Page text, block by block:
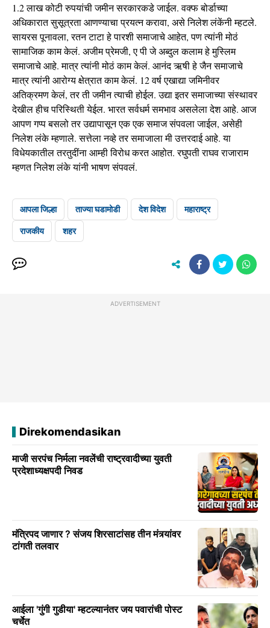
1.2 लाख कोटी रुपयांची जमीन सरकारकडे जाईल. वक्फ बोर्डाच्या
अधिकारात सुसूत्रता आणण्याचा प्रयत्न करावा, असे निलेश लंकेंनी म्हटले.
सायरस पूनावला, रतन टाटा हे पारशी समाजाचे आहेत, पण त्यांनी मोठं
सामाजिक काम केलं. अजीम प्रेमजी, ए पी जे अब्दुल कलाम हे मुस्लिम
समाजाचे आहे. मात्र त्यांनी मोठं काम केलं. आनंद ऋषी हे जैन समाजाचे
मात्र त्यांनी आरोग्य क्षेत्रात काम केलं. 12 वर्ष एखाद्या जमिनीवर
अतिक्रमण केलं, तर ती जमीन त्याची होईल. उद्या इतर समाजाच्या संस्थावर
देखील हीच परिस्थिती येईल. भारत सर्वधर्म समभाव असलेला देश आहे. आज
आपण गप्प बसलो तर उद्यापासून एक एक समाज संपवला जाईल, असेही
निलेश लंके म्हणाले. सत्तेला नव्हे तर समाजाला मी उत्तरदाई आहे. या
विधेयकातील तरतुदींना आम्ही विरोध करत आहोत. रघुपती राघव राजाराम
म्हणत निलेश लंके यांनी भाषण संपवलं.
आपला जिल्हा ताज्या घडामोडी देश विदेश महाराष्ट्र
राजकीय शहर
ADVERTISEMENT
Direkomendasikan
माजी सरपंच निर्मला नवलेंची राष्ट्रवादीच्या युवती
प्रदेशाध्यक्षपदी निवड
मंत्रिपद जाणार ? संजय शिरसाटांसह तीन मंत्र्यांवर
टांगती तलवार
आईला 'गुंगी गुडीया' म्हटल्यानंतर जय पवारांची पोस्ट
चर्चेत